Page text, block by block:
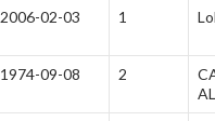
2006-02-03 1
1974-09-08 2